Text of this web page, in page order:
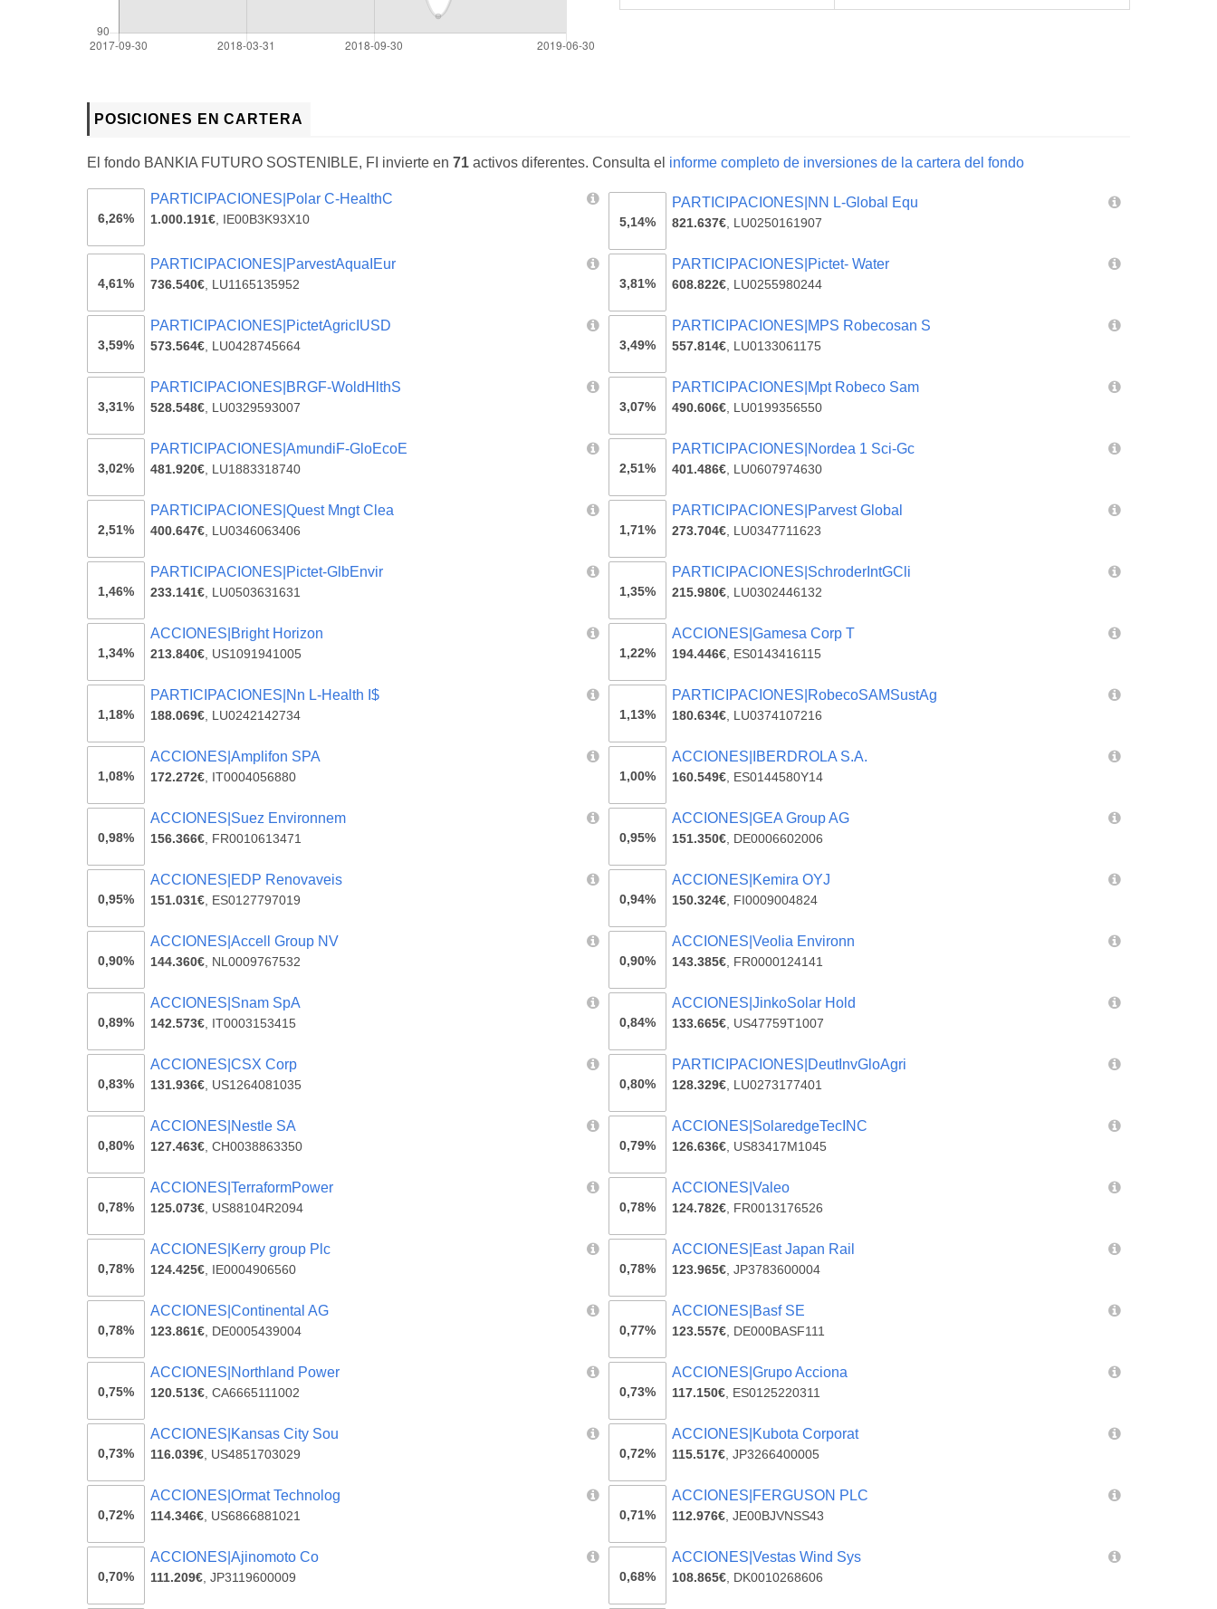
POSICIONES EN CARTERA
El fondo BANKIA FUTURO SOSTENIBLE, FI invierte en 71 activos diferentes. Consulta el informe completo de inversiones de la cartera del fondo
6,26%
PARTICIPACIONES|Polar C-HealthC
1.000.191€, IE00B3K93X10 5,14%
PARTICIPACIONES|NN L-Global Equ
821.637€, LU0250161907
4,61%
PARTICIPACIONES|ParvestAquaIEur
736.540€, LU1165135952 3,81%
PARTICIPACIONES|Pictet- Water
608.822€, LU0255980244
3,59%
PARTICIPACIONES|PictetAgricIUSD
573.564€, LU0428745664 3,49%
PARTICIPACIONES|MPS Robecosan S
557.814€, LU0133061175
3,31%
PARTICIPACIONES|BRGF-WoldHlthS
528.548€, LU0329593007 3,07%
PARTICIPACIONES|Mpt Robeco Sam
490.606€, LU0199356550
3,02%
PARTICIPACIONES|AmundiF-GloEcoE
481.920€, LU1883318740 2,51%
PARTICIPACIONES|Nordea 1 Sci-Gc
401.486€, LU0607974630
2,51%
PARTICIPACIONES|Quest Mngt Clea
400.647€, LU0346063406 1,71%
PARTICIPACIONES|Parvest Global
273.704€, LU0347711623
1,46%
PARTICIPACIONES|Pictet-GlbEnvir
233.141€, LU0503631631 1,35%
PARTICIPACIONES|SchroderIntGCli
215.980€, LU0302446132
1,34%
ACCIONES|Bright Horizon
213.840€, US1091941005 1,22%
ACCIONES|Gamesa Corp T
194.446€, ES0143416115
1,18%
PARTICIPACIONES|Nn L-Health I$
188.069€, LU0242142734 1,13%
PARTICIPACIONES|RobecoSAMSustAg
180.634€, LU0374107216
1,08%
ACCIONES|Amplifon SPA
172.272€, IT0004056880 1,00%
ACCIONES|IBERDROLA S.A.
160.549€, ES0144580Y14
0,98%
ACCIONES|Suez Environnem
156.366€, FR0010613471 0,95%
ACCIONES|GEA Group AG
151.350€, DE0006602006
0,95%
ACCIONES|EDP Renovaveis
151.031€, ES0127797019 0,94%
ACCIONES|Kemira OYJ
150.324€, FI0009004824
0,90%
ACCIONES|Accell Group NV
144.360€, NL0009767532 0,90%
ACCIONES|Veolia Environn
143.385€, FR0000124141
0,89%
ACCIONES|Snam SpA
142.573€, IT0003153415 0,84%
ACCIONES|JinkoSolar Hold
133.665€, US47759T1007
0,83%
ACCIONES|CSX Corp
131.936€, US1264081035 0,80%
PARTICIPACIONES|DeutInvGloAgri
128.329€, LU0273177401
0,80%
ACCIONES|Nestle SA
127.463€,CH0038863350 0,79%
ACCIONES|SolaredgeTecINC
126.636€, US83417M1045
0,78%
ACCIONES|TerraformPower
125.073€, US88104R2094 0,78%
ACCIONES|Valeo
124.782€, FR0013176526
0,78%
ACCIONES|Kerry group Plc
124.425€, IE0004906560 0,78%
ACCIONES|East Japan Rail
123.965€,JP3783600004
0,78%
ACCIONES|Continental AG
123.861€, DE0005439004 0,77%
ACCIONES|Basf SE
123.557€, DE000BASF111
0,75%
ACCIONES|Northland Power
120.513€,CA6665111002 0,73%
ACCIONES|Grupo Acciona
117.150€, ES0125220311
0,73%
ACCIONES|Kansas City Sou
116.039€, US4851703029 0,72%
ACCIONES|Kubota Corporat
115.517€,JP3266400005
0,72%
ACCIONES|Ormat Technolog
114.346€, US6866881021 0,71%
ACCIONES|FERGUSON PLC
112.976€,JE00BJVNSS43
0,70%
ACCIONES|Ajinomoto Co
111.209€,JP3119600009 0,68%
ACCIONES|Vestas Wind Sys
108.865€, DK0010268606